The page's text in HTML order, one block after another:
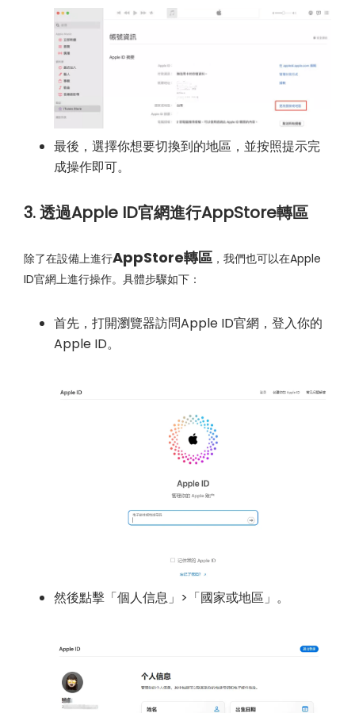
最後，選擇你想要切換到的地區，並按照提示完
成操作即可。
3. 透過Apple ID官網進行AppStore轉區
除了在設備上進行AppStore轉區 ，我們也可以在Apple
ID官網上進行操作。具體步驟如下：
首先，打開瀏覽器訪問Apple ID官網，登入你的
Apple ID。
然後點擊「個人信息」>「國家或地區」。